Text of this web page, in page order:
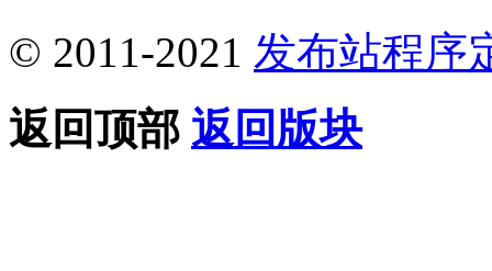
© 2011-2021 发布站程序
返回顶部 返回版块